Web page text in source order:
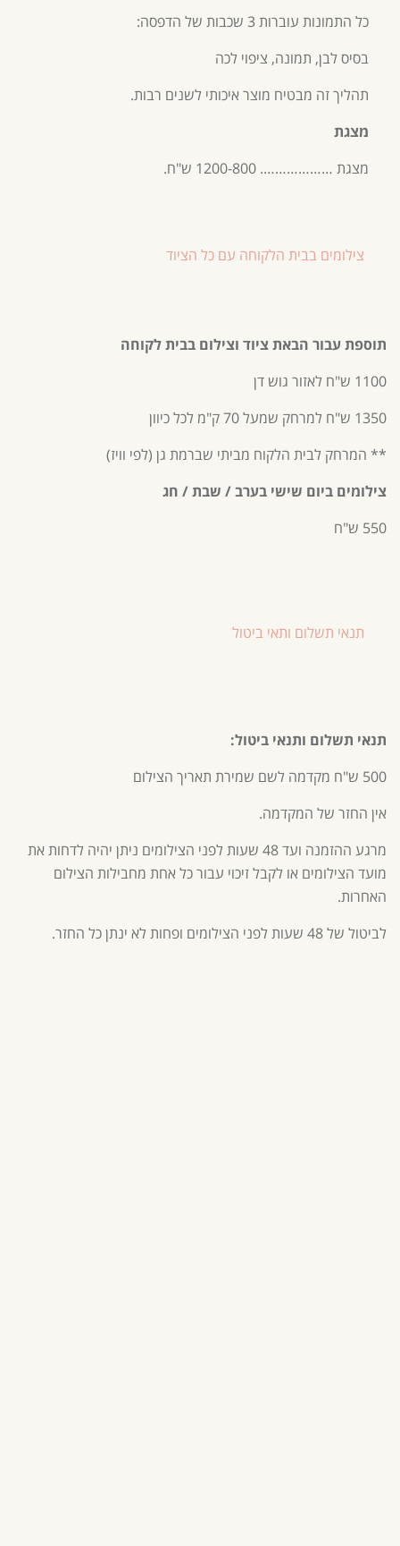
כל התמונות עוברות 3 שכבות של הדפסה:
בסיס לבן, תמונה, ציפוי לכה
תהליך זה מבטיח מוצר איכותי לשנים רבות.
מצגת
מצגת ………………. 1200-800 ש"ח.
צילומים בבית הלקוחה עם כל הציוד
תוספת עבור הבאת ציוד וצילום בבית לקוחה
1100 ש"ח לאזור גוש דן
1350 ש"ח למרחק שמעל 70 ק"מ לכל כיוון
** המרחק לבית הלקוח מביתי שברמת גן (לפי וויז)
צילומים ביום שישי בערב / שבת / חג
550 ש"ח
תנאי תשלום ותאי ביטול
תנאי תשלום ותנאי ביטול:
500 ש"ח מקדמה לשם שמירת תאריך הצילום
אין החזר של המקדמה.
מרגע ההזמנה ועד 48 שעות לפני הצילומים ניתן יהיה לדחות את
מועד הצילומים או לקבל זיכוי עבור כל אחת מחבילות הצילום
האחרות.
לביטול של 48 שעות לפני הצילומים ופחות לא ינתן כל החזר.